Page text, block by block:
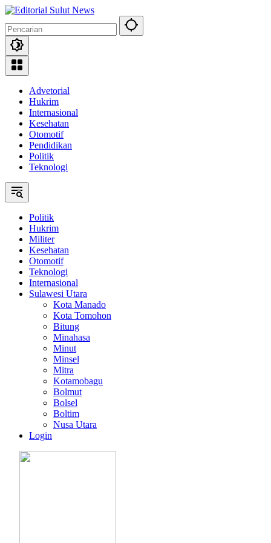
Langsung
konten
Advetorial
Hukrim
Internasional
Kesehatan
Otomotif
Pendidikan
Politik
Teknologi
Politik
Hukrim
Militer
Kesehatan
Otomotif
Teknologi
Internasional
Sulawesi Utara
Kota Manado
Kota Tomohon
Bitung
Minahasa
Minut
Minsel
Mitra
Kotamobagu
Bolmut
Bolsel
Boltim
Nusa Utara
Login